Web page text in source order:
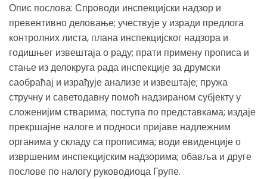
Опис послова: Спроводи инспекцијски надзор и
превентивно деловање; учествује у изради предлога
контролних листа, плана инспекцијског надзора и
годишњег извештаја о раду; прати примену прописа и
стање из делокруга рада инспекције за друмски
саобраћај и израђује анализе и извештаје; пружа
стручну и саветодавну помоћ надзираном субјекту у
сложенијим стварима; поступа по представкама; издаје
прекршајне налоге и подноси пријаве надлежним
органима у складу са прописима; води евиденције о
извршеним инспекцијским надзорима; обавља и друге
послове по налогу руководиоца Групе.